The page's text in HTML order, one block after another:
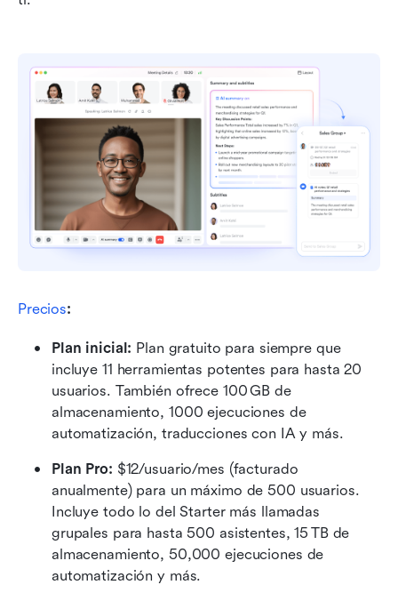
Precios:
Plan inicial: Plan gratuito para siempre que
incluye 11 herramientas potentes para hasta 20
usuarios. También ofrece 100 GB de
almacenamiento, 1000 ejecuciones de
automatización, traducciones con IA y más.
Plan Pro: $12/usuario/mes (facturado
anualmente) para un máximo de 500 usuarios.
Incluye todo lo del Starter más llamadas
grupales para hasta 500 asistentes, 15 TB de
almacenamiento, 50,000 ejecuciones de
automatización y más.